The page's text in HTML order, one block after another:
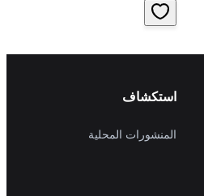
استكشاف
المنشورات المحلية